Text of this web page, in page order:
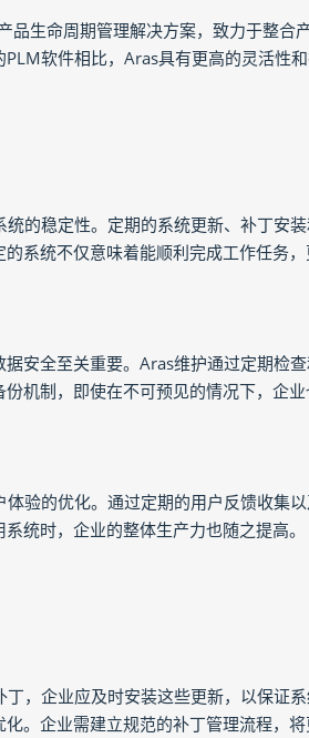
品生命周期管理解决方案，致力于整合
软件相比，Aras具有更高的灵活性
的稳定性。定期的系统更新、补丁安
系统不仅意味着能顺利完成工作任务，
安全至关重要。Aras维护通过定期检
机制，即使在不可预见的情况下，企
验的优化。通过定期的用户反馈收集
统时，企业的整体生产力也随之提高。
，企业应及时安装这些更新，以保证
。企业需建立规范的补丁管理流程，将